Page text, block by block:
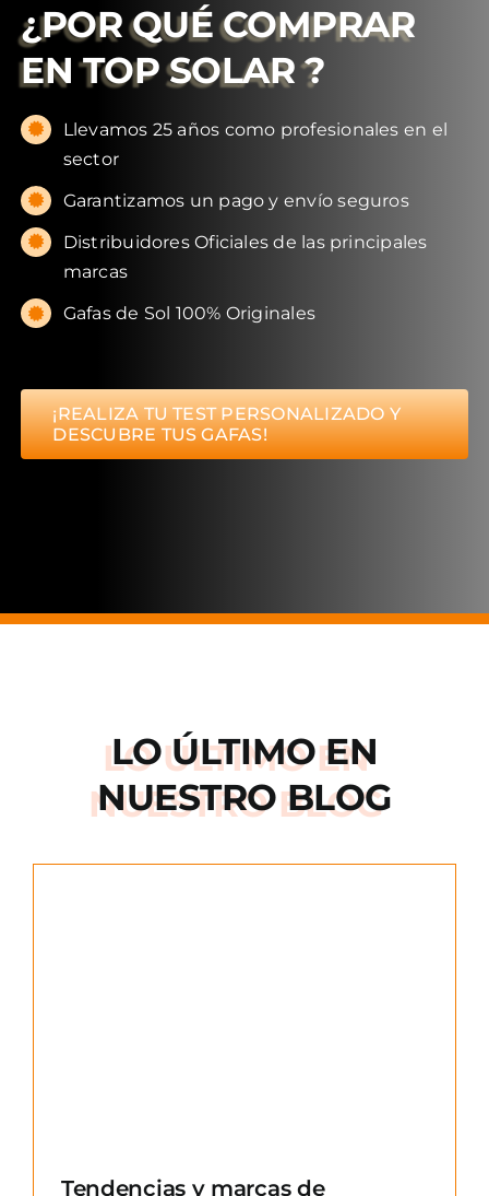
¿POR QUÉ COMPRAR
EN TOP SOLAR ?
Llevamos 25 años como profesionales en el
sector
Garantizamos un pago y envío seguros
Distribuidores Oficiales de las principales
marcas
Gafas de Sol 100% Originales
¡REALIZA TU TEST PERSONALIZADO Y
DESCUBRE TUS GAFAS!
LO ÚLTIMO EN
NUESTRO BLOG
Tendencias y marcas de